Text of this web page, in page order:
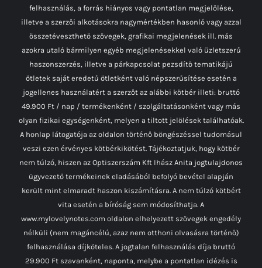
felhasználás, a forrás hiányos vagy pontatlan megjelölése,
illetve a szerzői alkotásokra nagymértékben hasonló vagy azzal
összetéveszthető szövegek, grafikai megjelenések ill. más
azokra utaló bármilyen egyéb megjelenésekkel való üzletszerű
haszonszerzés, illetve a párkapcsolat pezsdítő tematikájú
ötletek saját eredetű ötletként való népszerűsítése esetén a
jogellenes használatért a szerzőt az alábbi kötbér illeti: bruttó
49.900 Ft / nap / termékenként / szolgáltatásonként vagy más
olyan fizikai egységenként, melyen a tiltott jelölések találhatóak.
A honlap látogatója az oldalon történő böngészéssel tudomásul
veszi ezen érvényes kötbérkikötést. Tájékoztatjuk, hogy kötbér
nem túlzó, hiszen az Optiszerszám Kft Ihász Anita jogtulajdonos
ügyvezető termékeinek eladásából befolyó bevétel alapján
került mint elmaradt haszon kiszámításra. A nem túlzó kötbért
vita esetén a bíróság sem módosíthatja. A
www.mylovelynotes.com oldalon elhelyezett szövegek engedély
nélküli (nem magáncélú, azaz nem otthoni olvasásra történő)
felhasználása díjköteles. A jogtalan felhasználás díja bruttó
29.900 Ft szavanként, naponta, melybe a pontatlan idézés is